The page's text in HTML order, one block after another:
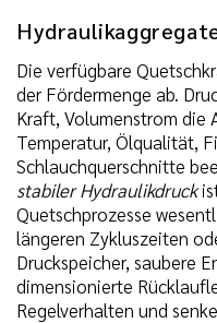
Die verfügbare
der Fördermenge ab.
Kraft, Volumenstrom die
Temperatur, Ölqualität,
Schlauchquerschnitte
stabiler Hydraulikdruck
Quetschprozesse
längeren Zykluszeiten
Druckspeicher, saubere
dimensionierte
Regelverhalten und